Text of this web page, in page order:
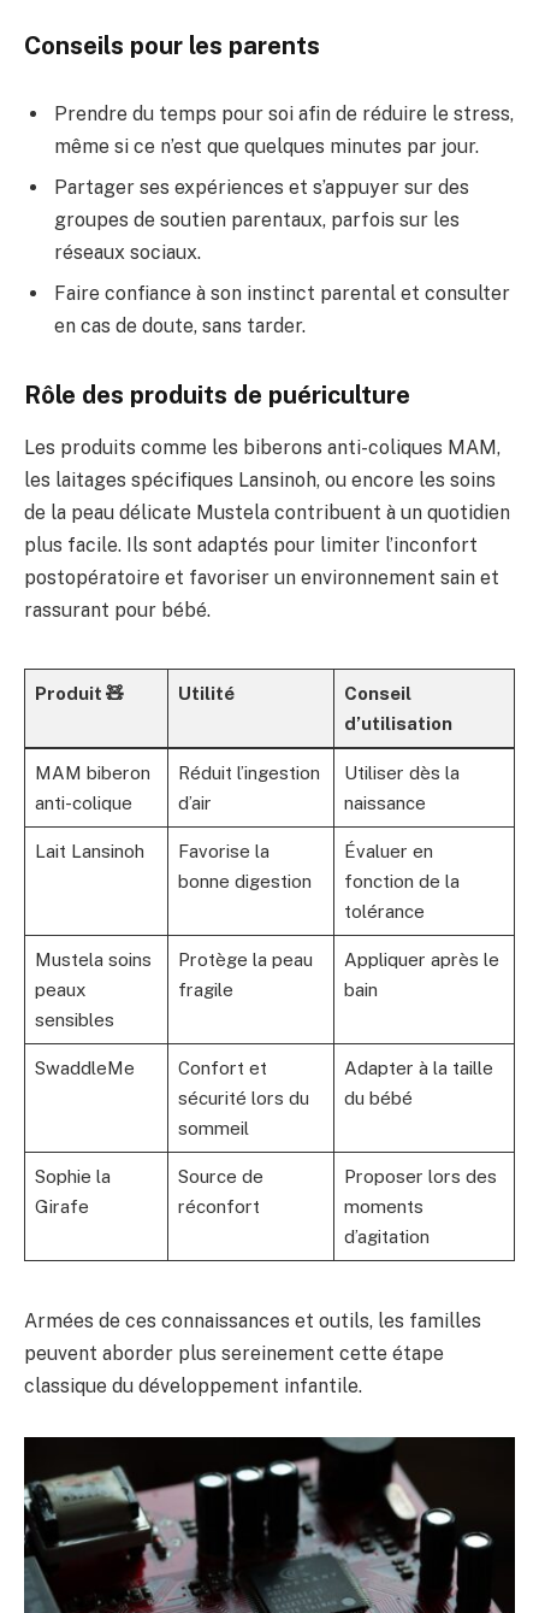
Conseils pour les parents
Prendre du temps pour soi afin de réduire le stress,
même si ce n’est que quelques minutes par jour.
Partager ses expériences et s’appuyer sur des
groupes de soutien parentaux, parfois sur les
réseaux sociaux.
Faire confiance à son instinct parental et consulter
en cas de doute, sans tarder.
Rôle des produits de puériculture
Les produits comme les biberons anti-coliques MAM,
les laitages spécifiques Lansinoh, ou encore les soins
de la peau délicate Mustela contribuent à un quotidien
plus facile. Ils sont adaptés pour limiter l’inconfort
postopératoire et favoriser un environnement sain et
rassurant pour bébé.
Produit 🧸 Utilité
Conseil
d’utilisation
MAM biberon
anti-colique
Réduit l’ingestion
d’air
Utiliser dès la
naissance
Lait Lansinoh
Favorise la
bonne digestion
Évaluer en
fonction de la
tolérance
Mustela soins
peaux
sensibles
Protège la peau
fragile
Appliquer après le
bain
SwaddleMe
Confort et
sécurité lors du
sommeil
Adapter à la taille
du bébé
Sophie la
Girafe
Source de
réconfort
Proposer lors des
moments
d’agitation
Armées de ces connaissances et outils, les familles
peuvent aborder plus sereinement cette étape
classique du développement infantile.